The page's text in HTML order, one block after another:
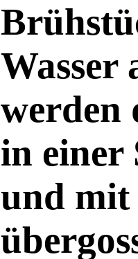
Wasser
werden
in einer
und mit